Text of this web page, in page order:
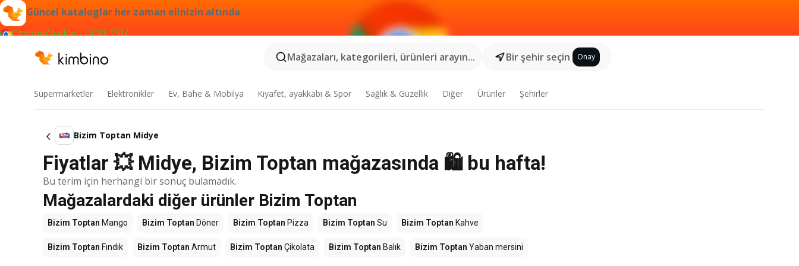
Güncel kataloglar her zaman elinizin altında
Chrome'a ekle - ÜCRETSİZ
Mağazaları, kategorileri, ürünleri arayın...
Bir şehir seçin Onay
Süpermarketler Elektronikler Ev, Bahe & Mobilya Kıyafet, ayakkabı & Spor Sağlık & Güzellik Diğer Ürünler Şehirler
Bizim Toptan Midye
Fiyatlar 💥 Midye, Bizim Toptan mağazasında 🛍️ bu hafta!
Bu terim için herhangi bir sonuç bulamadık.
Mağazalardaki diğer ürünler Bizim Toptan
Bizim Toptan Mango Bizim Toptan Döner Bizim Toptan Pizza Bizim Toptan Su Bizim Toptan Kahve
Bizim Toptan Fındık Bizim Toptan Armut Bizim Toptan Çikolata Bizim Toptan Balık Bizim Toptan Yaban mersini